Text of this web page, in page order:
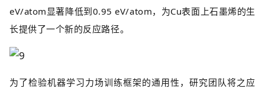
eV/atom显著降低到0.95 eV/atom，为Cu表面上石墨烯的生
长提供了一个新的反应路径。
为了检验机器学习力场训练框架的通用性，研究团队将之应